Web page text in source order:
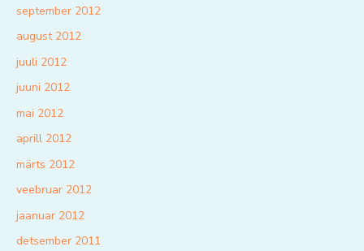
september 2012
august 2012
juuli 2012
juuni 2012
mai 2012
aprill 2012
märts 2012
veebruar 2012
jaanuar 2012
detsember 2011